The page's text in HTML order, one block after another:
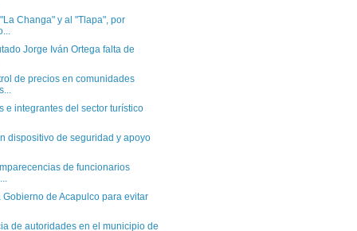
Changa" y al "Tlapa", por
Jorge Iván Ortega falta de
de precios en comunidades
e integrantes del sector turístico
dispositivo de seguridad y apoyo
de funcionarios
de Acapulco para evitar
de autoridades en el municipio de